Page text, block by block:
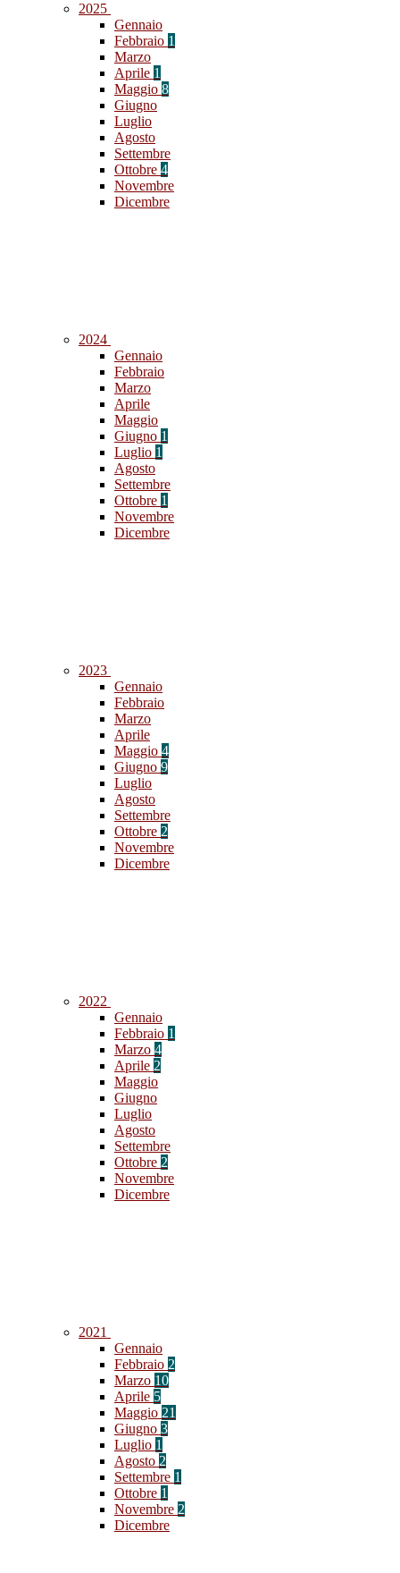
2025
Gennaio
Febbraio 1
Marzo
Aprile 1
Maggio 8
Giugno
Luglio
Agosto
Settembre
Ottobre 4
Novembre
Dicembre
2024
Gennaio
Febbraio
Marzo
Aprile
Maggio
Giugno 1
Luglio 1
Agosto
Settembre
Ottobre 1
Novembre
Dicembre
2023
Gennaio
Febbraio
Marzo
Aprile
Maggio 4
Giugno 9
Luglio
Agosto
Settembre
Ottobre 2
Novembre
Dicembre
2022
Gennaio
Febbraio 1
Marzo 4
Aprile 2
Maggio
Giugno
Luglio
Agosto
Settembre
Ottobre 2
Novembre
Dicembre
2021
Gennaio
Febbraio 2
Marzo 10
Aprile 5
Maggio 21
Giugno 3
Luglio 1
Agosto 2
Settembre 1
Ottobre 1
Novembre 2
Dicembre